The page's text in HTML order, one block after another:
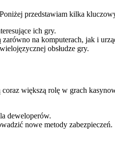
przedstawiam kilka
ich gry.
na komputerach, jak i
obsłudze gry.
większą rolę w grach
deweloperów.
nowe metody zabezpieczeń.